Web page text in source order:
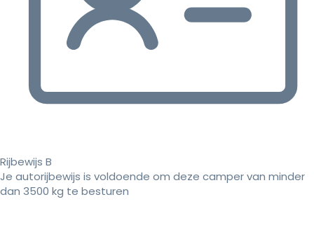
Rijbewijs B
Je autorijbewijs is voldoende om deze camper van minder
dan 3500 kg te besturen